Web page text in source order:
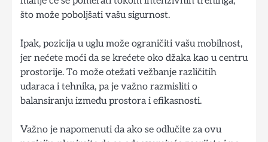
što može poboljšati vašu sigurnost.
Ipak, pozicija u uglu može ograničiti vašu mobilnost,
jer nećete moći da se krećete oko džaka kao u centru
prostorije. To može otežati vežbanje različitih
udaraca i tehnika, pa je važno razmisliti o
balansiranju između prostora i efikasnosti.
Važno je napomenuti da ako se odlučite za ovu